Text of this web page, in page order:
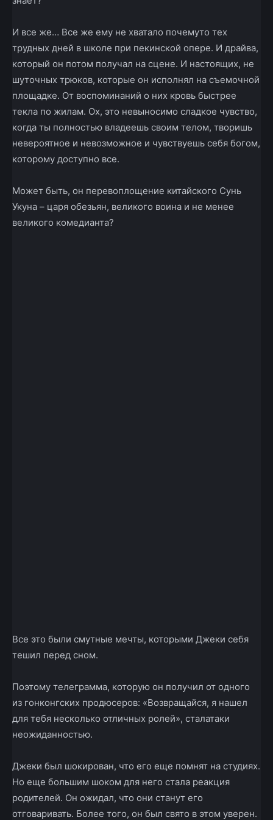
И все же… Все же ему не хватало почему­то тех
трудных дней в школе при пекинской опере. И драйва,
который он потом получал на сцене. И настоящих, не
шуточных трюков, которые он исполнял на съемочной
площадке. От воспоминаний о них кровь быстрее
текла по жилам. Ох, это невыносимо сладкое чувство,
когда ты полностью владеешь своим телом, творишь
невероятное и невозможное и чувствуешь себя богом,
которому доступно все.
Может быть, он перевоплощение китайского Сунь
Укуна – царя обезьян, великого воина и не менее
великого комедианта?
Все это были смутные мечты, которыми Джеки себя
тешил перед сном.
Поэтому телеграмма, которую он получил от одного
из гонконгских продюсеров: «Возвращайся, я нашел
для тебя несколько отличных ролей», стала­таки
неожиданностью.
Джеки был шокирован, что его еще помнят на студиях.
Но еще большим шоком для него стала реакция
родителей. Он ожидал, что они станут его
отговаривать. Более того, он был свято в этом уверен.